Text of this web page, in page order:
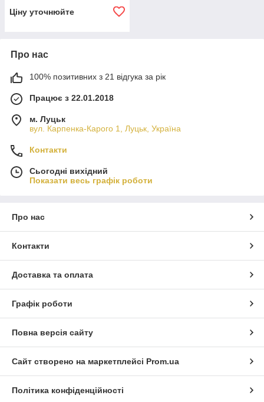
Ціну уточнюйте
Про нас
100% позитивних з 21 відгука за рік
Працює з 22.01.2018
м. Луцьк
вул. Карпенка-Карого 1, Луцьк, Україна
Контакти
Сьогодні вихідний
Показати весь графік роботи
Про нас
Контакти
Доставка та оплата
Графік роботи
Повна версія сайту
Сайт створено на маркетплейсі Prom.ua
Політика конфіденційності